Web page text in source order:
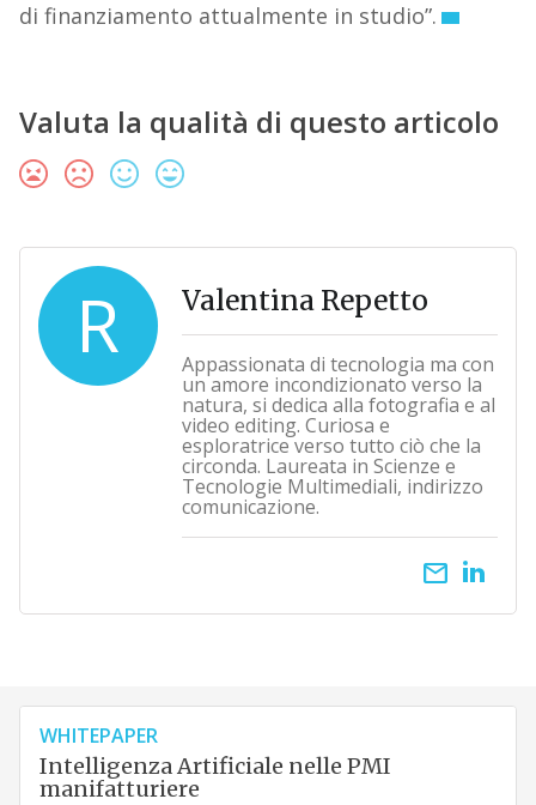
di finanziamento attualmente in studio”.
Valuta la qualità di questo articolo
R Valentina Repetto
Appassionata di tecnologia ma con
un amore incondizionato verso la
natura, si dedica alla fotografia e al
video editing. Curiosa e
esploratrice verso tutto ciò che la
circonda. Laureata in Scienze e
Tecnologie Multimediali, indirizzo
comunicazione.
email
WHITEPAPER
Intelligenza Artificiale nelle PMI
manifatturiere